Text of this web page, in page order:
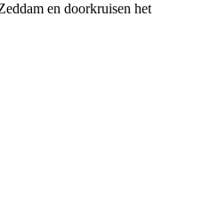
en doorkruisen het